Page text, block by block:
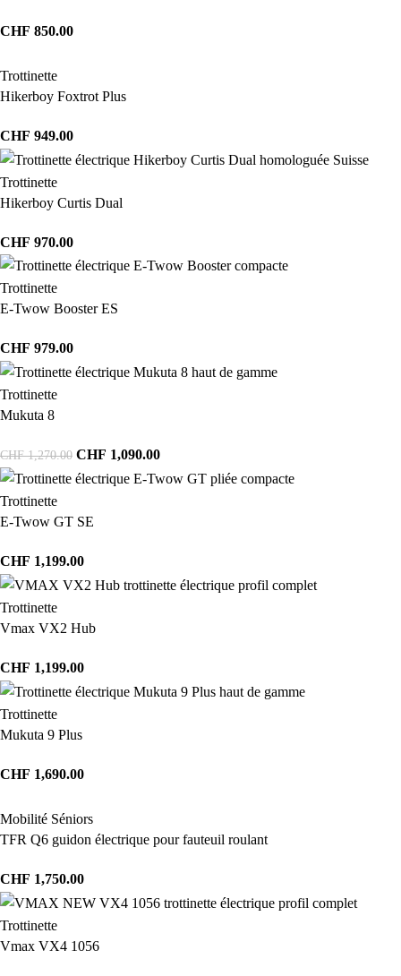
CHF 850.00
Trottinette
Hikerboy Foxtrot Plus
CHF 949.00
Trottinette
Hikerboy Curtis Dual
CHF 970.00
Trottinette
E-Twow Booster ES
CHF 979.00
Trottinette
Mukuta 8
CHF1,270.00 CHF 1,090.00
Trottinette
E-Twow GT SE
CHF 1,199.00
Trottinette
Vmax VX2 Hub
CHF 1,199.00
Trottinette
Mukuta 9 Plus
CHF 1,690.00
Mobilité Séniors
TFR Q6 guidon électrique pour fauteuil roulant
CHF 1,750.00
Trottinette
Vmax VX4 1056